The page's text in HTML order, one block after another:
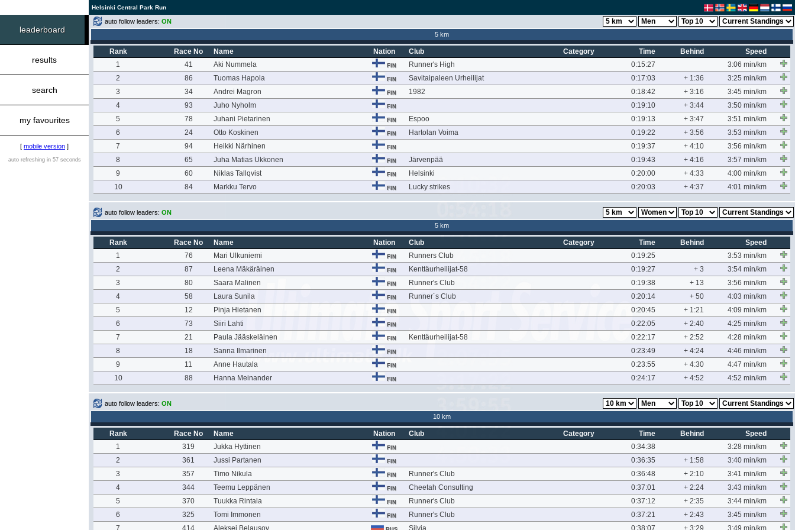
Helsinki Central Park Run
leaderboard
results
search
my favourites
[ mobile version ]
auto refreshing in 57 seconds
auto follow leaders: ON
5 km
Rank Race No Name Nation Club Category Time Behind
Speed
1
41 Aki Nummela FIN Runner's High 0:15:27
3:06 min/km
2
86 Tuomas Hapola FIN Savitaipaleen Urheilijat 0:17:03 + 1:36
3:25 min/km
3
34 Andrei Magron FIN 1982 0:18:42 + 3:16
3:45 min/km
4
93 Juho Nyholm FIN 0:19:10 + 3:44
3:50 min/km
5
78 Juhani Pietarinen FIN Espoo 0:19:13 + 3:47
3:51 min/km
6
24 Otto Koskinen FIN Hartolan Voima 0:19:22 + 3:56
3:53 min/km
7
94 Heikki Närhinen FIN 0:19:37 + 4:10
3:56 min/km
8
65 Juha Matias Ukkonen FIN Järvenpää 0:19:43 + 4:16
3:57 min/km
9
60 Niklas Tallqvist FIN Helsinki 0:20:00 + 4:33
4:00 min/km
10
84 Markku Tervo FIN Lucky strikes 0:20:03 + 4:37 4:01 min/km
auto follow leaders: ON
5 km
Rank Race No Name Nation Club Category Time Behind
Speed
1
76 Mari Ulkuniemi FIN Runners Club 0:19:25
3:53 min/km
2
87 Leena Mäkäräinen FIN Kenttäurheilijat-58 0:19:27 + 3
3:54 min/km
3
80 Saara Malinen FIN Runner's Club 0:19:38 + 13
3:56 min/km
4
58 Laura Sunila FIN Runner´s Club 0:20:14 + 50
4:03 min/km
5
12 Pinja Hietanen FIN 0:20:45 + 1:21
4:09 min/km
6
73 Siiri Lahti FIN 0:22:05 + 2:40
4:25 min/km
7
21 Paula Jääskeläinen FIN Kenttäurheilijat-58 0:22:17 + 2:52
4:28 min/km
8
18 Sanna Ilmarinen FIN 0:23:49 + 4:24
4:46 min/km
9
11 Anne Hautala FIN 0:23:55 + 4:30
4:47 min/km
10
88 Hanna Meinander FIN 0:24:17 + 4:52 4:52 min/km
auto follow leaders: ON
10 km
Rank Race No Name Nation Club Category Time Behind
Speed
1
319 Jukka Hyttinen FIN 0:34:38
3:28 min/km
2
361 Jussi Partanen FIN 0:36:35 + 1:58
3:40 min/km
3
357 Timo Nikula FIN Runner's Club 0:36:48 + 2:10
3:41 min/km
4
344 Teemu Leppänen FIN Cheetah Consulting 0:37:01 + 2:24
3:43 min/km
5
370 Tuukka Rintala FIN Runner's Club 0:37:12 + 2:35
3:44 min/km
6
325 Tomi Immonen FIN Runner's Club 0:37:21 + 2:43
3:45 min/km
7
414 Aleksei Belausov Silvia 0:38:07 + 3:29 3:49 min/km